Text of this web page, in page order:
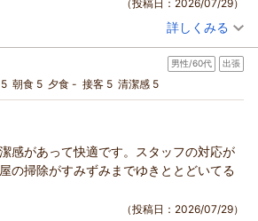
いただければと存じます。
にてご提供しておりますウェルカムドリ
ししておりますドリンクチケットには
内であれば次回ご宿泊の際にもお使いい
います。
ます。
た、フロントスタッフの対応が良かった
拝読しております。
だけたこと、今後の大きな励みとなりま
族のご宿泊、皆様にゆっくりお過ごし頂
ックスツインルームも気に入って頂けま
ざいます。
でのご朝食も満足頂けましたようで、心
朝のひとときが、お客様にとってご満
います。
テル仙台にまたご宿泊したいと思って頂
ビスの向上に努めて参ります。
の中、ご投稿頂きましてありがとうござ
（投稿日：2026/07/29）
代)
室数限定！別館リニューアル記念プラン ～ウェ
～
シングル 朝のみ
円(大人一人あたり/税込)
ホテル仙台を再びご利用いただき、誠に
。また、ご多忙のところ温かいクチコミ
こと、重ねて御礼申し上げます。
ただき、お部屋の清潔さや朝食にご満足
詳しくみる
男性/60代 出張
朝食 5 夕食 - 接客 5 清潔感 5
感があって快適です。スタッフの対応が
の掃除がすみずみまでゆきととどいてる
（投稿日：2026/07/29）